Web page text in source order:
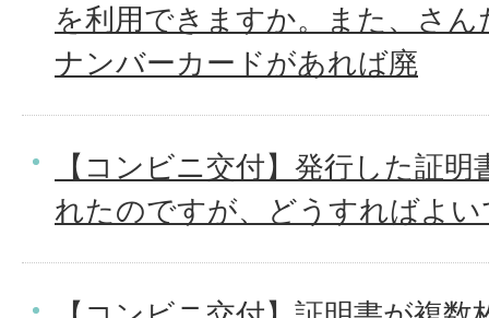
を利用できますか。また、さ
ナンバーカードがあれば廃
【コンビニ交付】発行した証
れたのですが、どうすればよ